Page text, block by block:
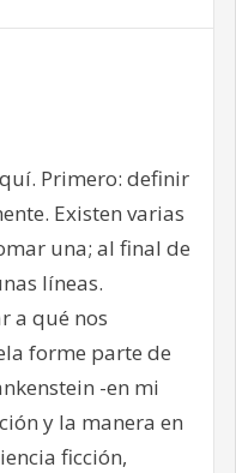
Primero: definir
Existen varias
una; al final de
líneas.
a qué nos
forme parte de
-en mi
y la manera en
ficción,